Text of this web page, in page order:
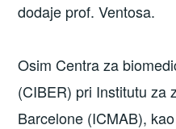
dodaje prof. Ventosa.
Osim Centra za
(CIBER) pri Institutu za
Barcelone (ICMAB),